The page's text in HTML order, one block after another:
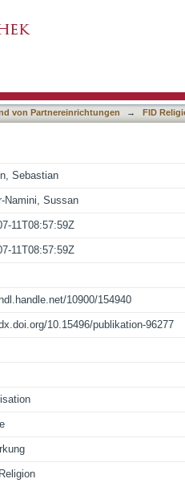
von Partnereinrichtungen →
FID
Sebastian
Namini, Sussan
11T08:57:59Z
11T08:57:59Z
10900/154940
10.15496/publikation-96277